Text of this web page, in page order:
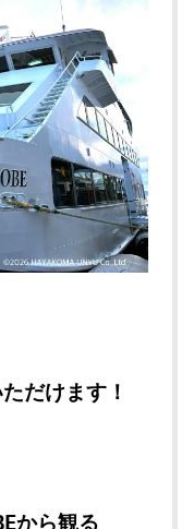
だけます！
から観る